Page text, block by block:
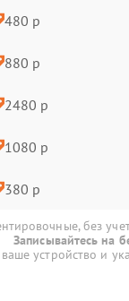
480 р
880 р
2480 р
1080 р
380 р
без
Записывайтесь на
устройство и